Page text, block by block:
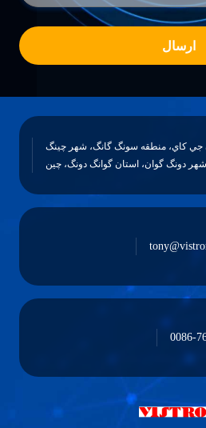
ارسال
جي کاي، منطقه سونگ گانگ، شهر چينگ
دونگ گوان، استان گوانگ دونگ، چين
0086-